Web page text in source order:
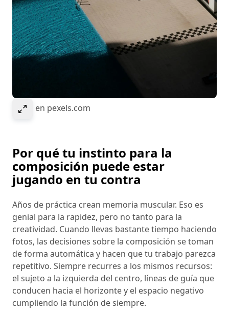
Select to expand image
© NH en pexels.com
Por qué tu instinto para la
composición puede estar
jugando en tu contra
Años de práctica crean memoria muscular. Eso es
genial para la rapidez, pero no tanto para la
creatividad. Cuando llevas bastante tiempo haciendo
fotos, las decisiones sobre la composición se toman
de forma automática y hacen que tu trabajo parezca
repetitivo. Siempre recurres a los mismos recursos:
el sujeto a la izquierda del centro, líneas de guía que
conducen hacia el horizonte y el espacio negativo
cumpliendo la función de siempre.